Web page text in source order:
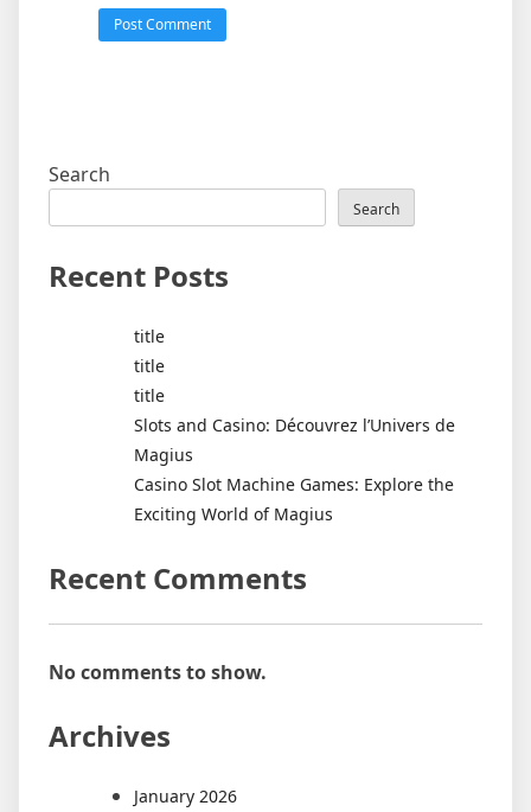
Search
Search
Recent Posts
title
title
title
Slots and Casino: Découvrez l’Univers de
Magius
Casino Slot Machine Games: Explore the
Exciting World of Magius
Recent Comments
No comments to show.
Archives
January 2026